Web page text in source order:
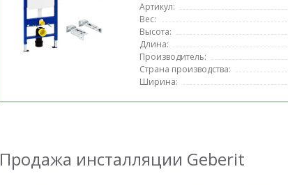
Артикул:
Вес:
Высота:
Длина:
Производитель:
Страна производства:
Ширина:
Продажа инсталляции Geberit